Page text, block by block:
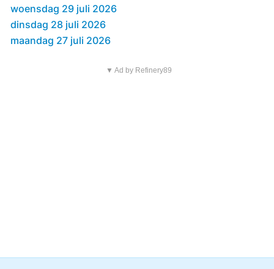
woensdag 29 juli 2026
dinsdag 28 juli 2026
maandag 27 juli 2026
▼ Ad by Refinery89